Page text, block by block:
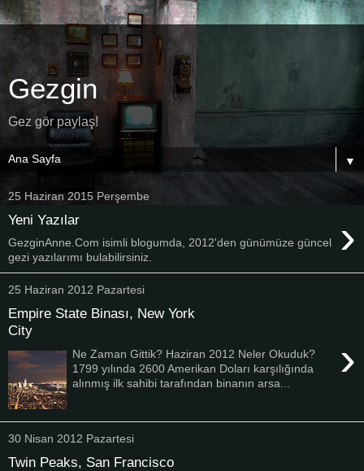
Gezgin
Gez gör paylaş!
▼
25 Haziran 2015 Perşembe
Yeni Yazılar ›
GezginAnne.Com isimli blogumda, 2012'den günümüze güncel
gezi yazılarımı bulabilirsiniz.
25 Haziran 2012 Pazartesi
Empire State Binası, New York
City
›
Ne Zaman Gittik? Haziran 2012 Neler Okuduk?
1799 yılında 2600 Amerikan Doları karşılığında
alınmış ilk sahibi tarafından binanın arsa...
30 Nisan 2012 Pazartesi
Twin Peaks, San Francisco